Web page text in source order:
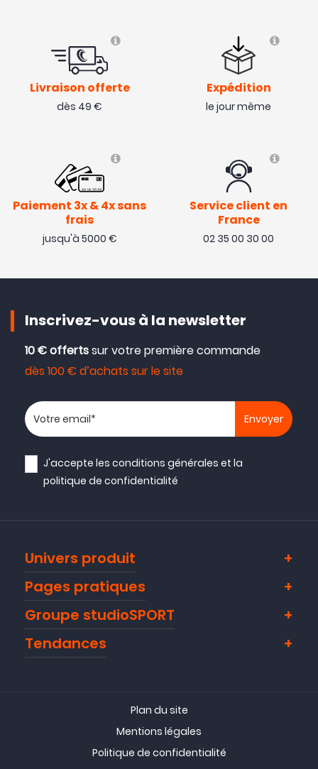
Livraison offerte
dès 49 €
Expédition
le jour même
Paiement 3x & 4x sans
frais
jusqu'à 5000 €
Service client en
France
02 35 00 30 00
Inscrivez-vous à la newsletter
10 € offertssur votre première commande
dès 100 € d’achats sur le site
Votre adresse email
J'accepte lesconditions générales et la
politique de confidentialité
Univers produit
Pages pratiques
Groupe studioSPORT
Tendances
Plan du site
Mentions légales
Politique de confidentialité